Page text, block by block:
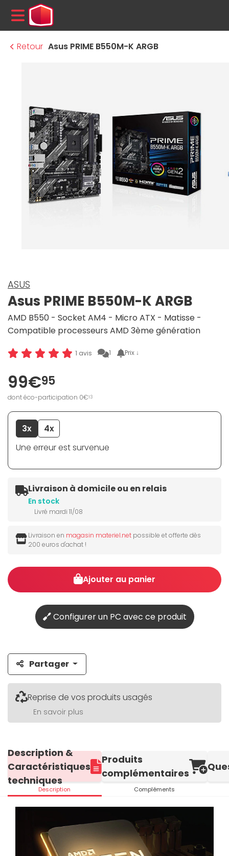
MENU
Retour Asus PRIME B550M-K ARGB
ASUS
Asus PRIME B550M-K ARGB
AMD B550 - Socket AM4 - Micro ATX - Matisse -
Compatible processeurs AMD 3ème génération
1 avis 1 Prix ↓
99€95
dont éco-participation 0€13
3x
4x
Une erreur est survenue
Livraison à domicile ou en relais
En stock
Livré mardi 11/08
Livraison en magasin materiel.net possible et offerte dès
200 euros d'achat !
Ajouter au panier
Configurer un PC avec ce produit
Partager
Reprise de vos produits usagés
En savoir plus
Description &
Caractéristiques
techniques
Description
Produits
complémentaires
Compléments